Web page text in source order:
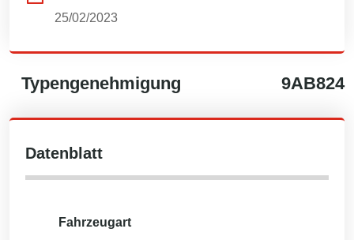
25/02/2023
Typengenehmigung 9AB824
Datenblatt
Fahrzeugart